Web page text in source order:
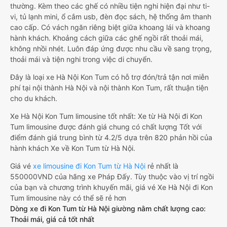
thường. Kèm theo các ghế có nhiều tiện nghi hiện đại như ti-
vi, tủ lạnh mini, ổ cắm usb, đèn đọc sách, hệ thống âm thanh
cao cấp. Có vách ngăn riêng biệt giữa khoang lái và khoang
hành khách. Khoảng cách giữa các ghế ngồi rất thoải mái,
không nhồi nhét. Luôn đáp ứng được nhu cầu về sang trọng,
thoải mái và tiện nghi trong việc di chuyển.
Đây là loại xe Hà Nội Kon Tum có hỗ trợ đón/trả tận nơi miễn
phí tại nội thành Hà Nội và nội thành Kon Tum, rất thuận tiện
cho du khách.
Xe Hà Nội Kon Tum limousine tốt nhất: Xe từ Hà Nội đi Kon
Tum limousine được đánh giá chung có chất lượng Tốt với
điểm đánh giá trung bình từ 4.2/5 dựa trên 820 phản hồi của
hành khách Xe về Kon Tum từ Hà Nội.
Giá vé xe limousine đi Kon Tum từ Hà Nội rẻ nhất là
550000VND của hãng xe Pháp Đấy. Tùy thuộc vào vị trí ngồi
của bạn và chương trình khuyến mãi, giá vé Xe Hà Nội đi Kon
Tum limousine này có thể sẽ rẻ hơn
Dòng xe đi Kon Tum từ Hà Nội giường nằm chất lượng cao:
Thoải mái, giá cả tốt nhất